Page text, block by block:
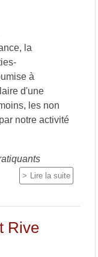
la
à
d'une
les non
notre activité
Lire la suite
Rive